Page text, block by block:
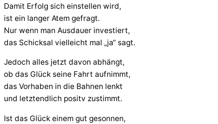
Damit Erfolg sich einstellen wird,
ist ein langer Atem gefragt.
Nur wenn man Ausdauer investiert,
das Schicksal vielleicht mal „ja“ sagt.
Jedoch alles jetzt davon abhängt,
ob das Glück seine Fahrt aufnimmt,
das Vorhaben in die Bahnen lenkt
und letztendlich positv zustimmt.
Ist das Glück einem gut gesonnen,